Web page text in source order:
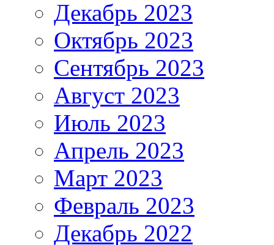
Декабрь 2023
Октябрь 2023
Сентябрь 2023
Август 2023
Июль 2023
Апрель 2023
Март 2023
Февраль 2023
Декабрь 2022